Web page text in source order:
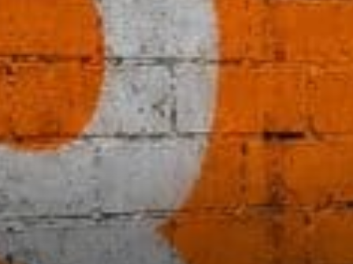
Opinion personnelle. Pas un
conseil financier.